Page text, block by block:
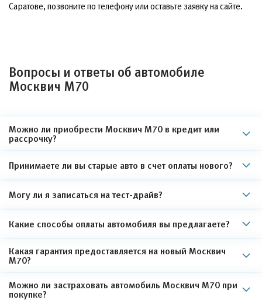
Саратове, позвоните по телефону или оставьте заявку на сайте.
Вопросы и ответы об автомобиле
Москвич М70
Можно ли приобрести Москвич М70 в кредит или
рассрочку?
Принимаете ли вы старые авто в счет оплаты нового?
Могу ли я записаться на тест-драйв?
Какие способы оплаты автомобиля вы предлагаете?
Какая гарантия предоставляется на новый Москвич
М70?
Можно ли застраховать автомобиль Москвич М70 при
покупке?